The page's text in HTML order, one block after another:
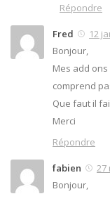
Répondre
Fred
12
Bonjour,
Mes add
comprend
Que faut il
Merci
Répondre
fabien
27
Bonjour,